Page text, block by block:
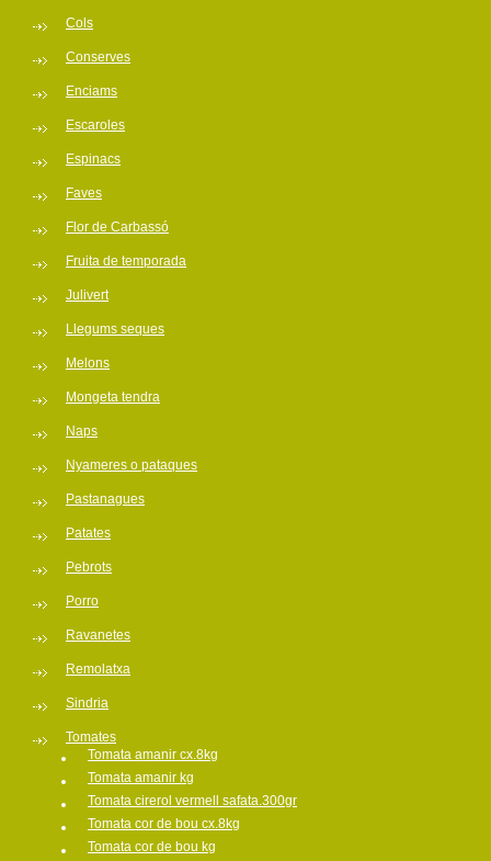
Cols
Conserves
Enciams
Escaroles
Espinacs
Faves
Flor de Carbassó
Fruita de temporada
Julivert
Llegums seques
Melons
Mongeta tendra
Naps
Nyameres o pataques
Pastanagues
Patates
Pebrots
Porro
Ravanetes
Remolatxa
Sindria
Tomates
Tomata amanir cx.8kg
Tomata amanir kg
Tomata cirerol vermell safata.300gr
Tomata cor de bou cx.8kg
Tomata cor de bou kg